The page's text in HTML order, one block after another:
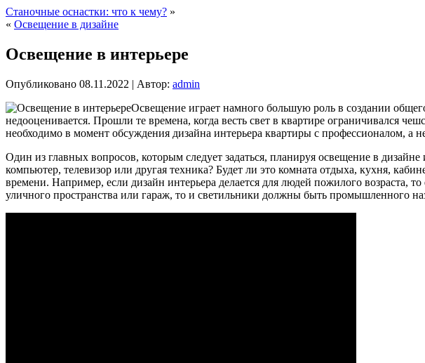
Станочные оснастки: что к чему? »
« Освещение в дизайне
Освещение в интерьере
Опубликовано 08.11.2022 | Автор: admin
Освещение играет намного большую роль в создании
недооценивается. Прошли те времена, когда весть свет в квартире ограничивался
необходимо в момент обсуждения дизайна интерьера квартиры с профессионалом, а
Один из главных вопросов, которым следует задаться, планируя освещение в
компьютер, телевизор или другая техника? Будет ли это комната отдыха, кухня,
времени. Например, если дизайн интерьера делается для людей пожилого возраста,
уличного пространства или гараж, то и светильники должны быть промышленного